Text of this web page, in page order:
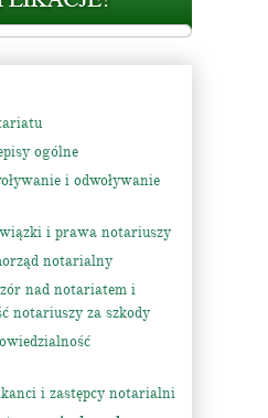
ogólne
i odwoływanie
i prawa notariuszy
notarialny
nad notariatem i
notariuszy za szkody
i zastępcy notarialni